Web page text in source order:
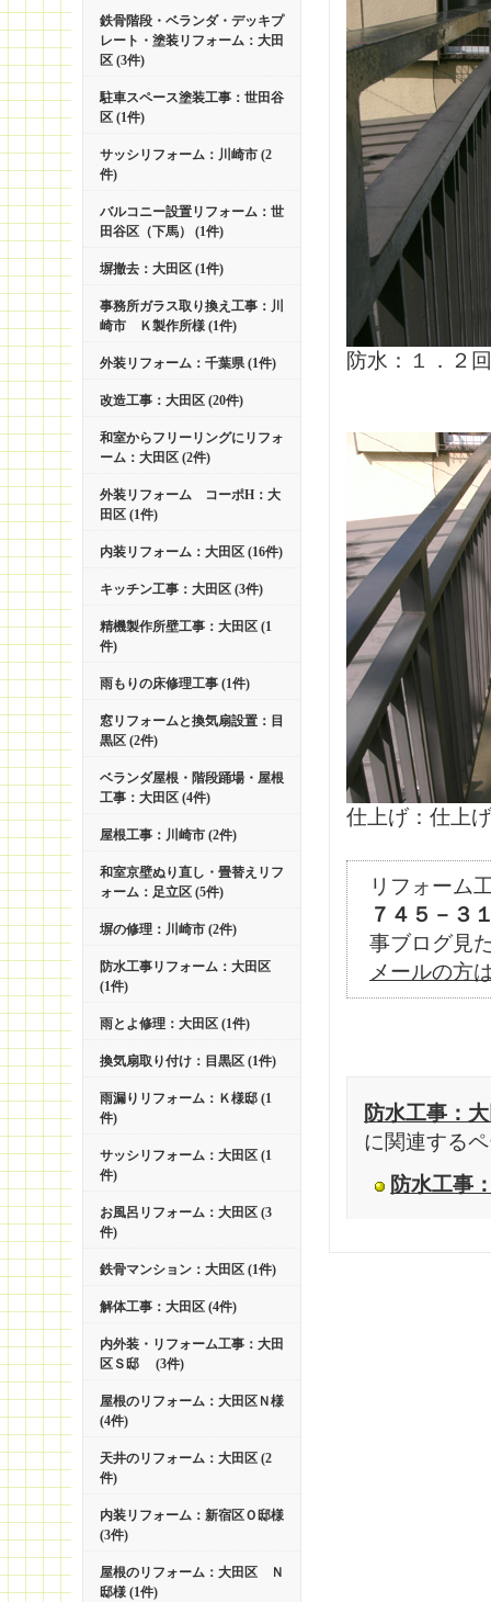
鉄骨階段・ベランダ・デッキプ
レート・塗装リフォーム：大田
区 (3件)
駐車スペース塗装工事：世田谷
区 (1件)
サッシリフォーム：川崎市 (2
件)
バルコニー設置リフォーム：世
田谷区（下馬） (1件)
塀撤去：大田区 (1件)
事務所ガラス取り換え工事：川
崎市 Ｋ製作所様 (1件)
外装リフォーム：千葉県 (1件)
改造工事：大田区 (20件)
和室からフリーリングにリフォ
ーム：大田区 (2件)
外装リフォーム コーポH：大
田区 (1件)
内装リフォーム：大田区 (16件)
キッチン工事：大田区 (3件)
精機製作所壁工事：大田区 (1
件)
雨もりの床修理工事 (1件)
窓リフォームと換気扇設置：目
黒区 (2件)
ベランダ屋根・階段踊場・屋根
工事：大田区 (4件)
屋根工事：川崎市 (2件)
和室京壁ぬり直し・畳替えリフ
ォーム：足立区 (5件)
塀の修理：川崎市 (2件)
防水工事リフォーム：大田区
(1件)
雨とよ修理：大田区 (1件)
換気扇取り付け：目黒区 (1件)
雨漏りリフォーム：Ｋ様邸 (1
件)
サッシリフォーム：大田区 (1
件)
お風呂リフォーム：大田区 (3
件)
鉄骨マンション：大田区 (1件)
解体工事：大田区 (4件)
内外装・リフォーム工事：大田
区Ｓ邸 (3件)
屋根のリフォーム：大田区Ｎ様
(4件)
天井のリフォーム：大田区 (2
件)
内装リフォーム：新宿区Ｏ邸様
(3件)
屋根のリフォーム：大田区 Ｎ
邸様 (1件)
防水：１．２
仕上げ：仕上
リフォーム
７４５－３
事ブログ見
メールの方
防水工事：
に関連する
防水工事